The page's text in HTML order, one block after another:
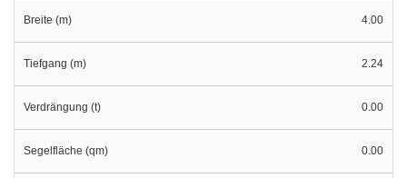
Breite (m) 4.00
Tiefgang (m) 2.24
Verdrängung (t) 0.00
Segelfläche (qm) 0.00